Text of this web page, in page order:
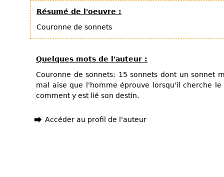
Résumé de l'oeuvre :
Couronne de sonnets
Quelques mots de l'auteur :
Couronne de sonnets: 15 sonnets dont un sonnet
mal aise que l'homme éprouve lorsqu'il cherche
comment y est lié son destin.
Accéder au profil de l'auteur